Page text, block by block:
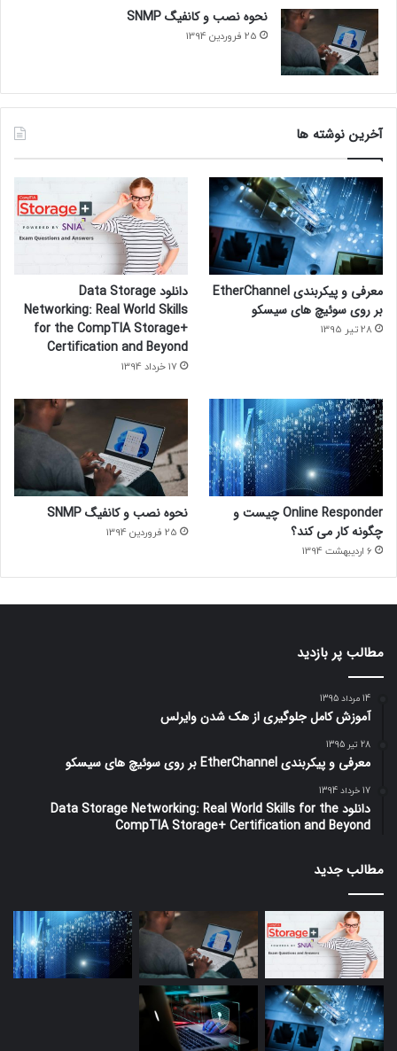
نحوه نصب و کانفیگ SNMP
25 فروردین 1394
آخرین نوشته ها
معرفی و پیکربندی EtherChannel
بر روی سوئیچ های سیسکو
28 تیر 1395
دانلود Data Storage
Networking: Real World Skills
for the CompTIA Storage+
Certification and Beyond
17 خرداد 1394
Online Responder چیست و
چگونه کار می کند؟
6 اردیبهشت 1394
نحوه نصب و کانفیگ SNMP
25 فروردین 1394
مطالب پر بازدید
14 مرداد 1395
آموزش کامل جلوگیری از هک شدن وایرلس
28 تیر 1395
معرفی و پیکربندی EtherChannel بر روی سوئیچ های سیسکو
17 خرداد 1394
دانلود Data Storage Networking: Real World Skills for the
CompTIA Storage+ Certification and Beyond
مطالب جدید